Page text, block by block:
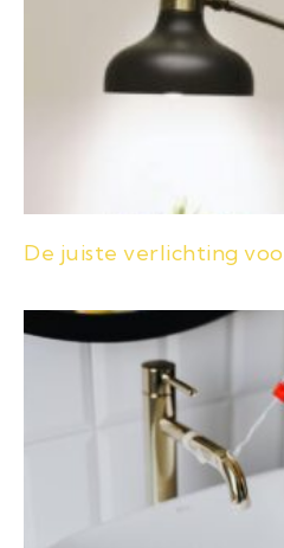
De juiste verlichting